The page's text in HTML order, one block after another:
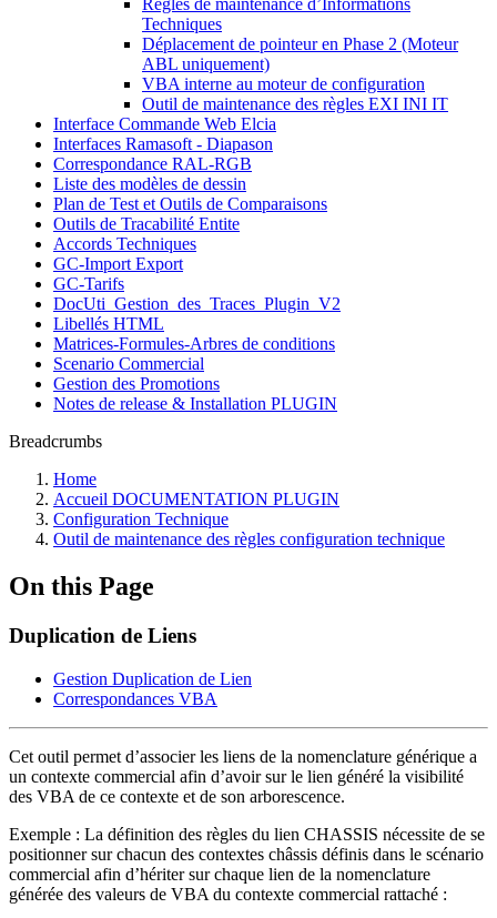
Règles de maintenance d’Informations
Techniques
Déplacement de pointeur en Phase 2 (Moteur
ABL uniquement)
VBA interne au moteur de configuration
Outil de maintenance des règles EXI INI IT
Interface Commande Web Elcia
Interfaces Ramasoft - Diapason
Correspondance RAL-RGB
Liste des modèles de dessin
Plan de Test et Outils de Comparaisons
Outils de Tracabilité Entite
Accords Techniques
GC-Import Export
GC-Tarifs
DocUti_Gestion_des_Traces_Plugin_V2
Libellés HTML
Matrices-Formules-Arbres de conditions
Scenario Commercial
Gestion des Promotions
Notes de release & Installation PLUGIN
Breadcrumbs
Home
Accueil DOCUMENTATION PLUGIN
Configuration Technique
Outil de maintenance des règles configuration technique
On this Page
Duplication de Liens
Gestion Duplication de Lien
Correspondances VBA
Cet outil permet d’associer les liens de la nomenclature générique a
un contexte commercial afin d’avoir sur le lien généré la visibilité
des VBA de ce contexte et de son arborescence.
Exemple : La définition des règles du lien CHASSIS nécessite de se
positionner sur chacun des contextes châssis définis dans le scénario
commercial afin d’hériter sur chaque lien de la nomenclature
générée des valeurs de VBA du contexte commercial rattaché :